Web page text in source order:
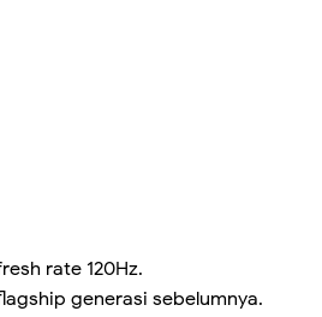
rate 120Hz.
generasi sebelumnya.